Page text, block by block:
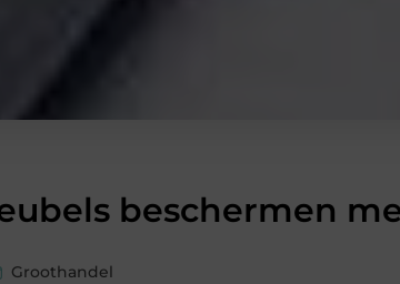
beschermen
Groothandel